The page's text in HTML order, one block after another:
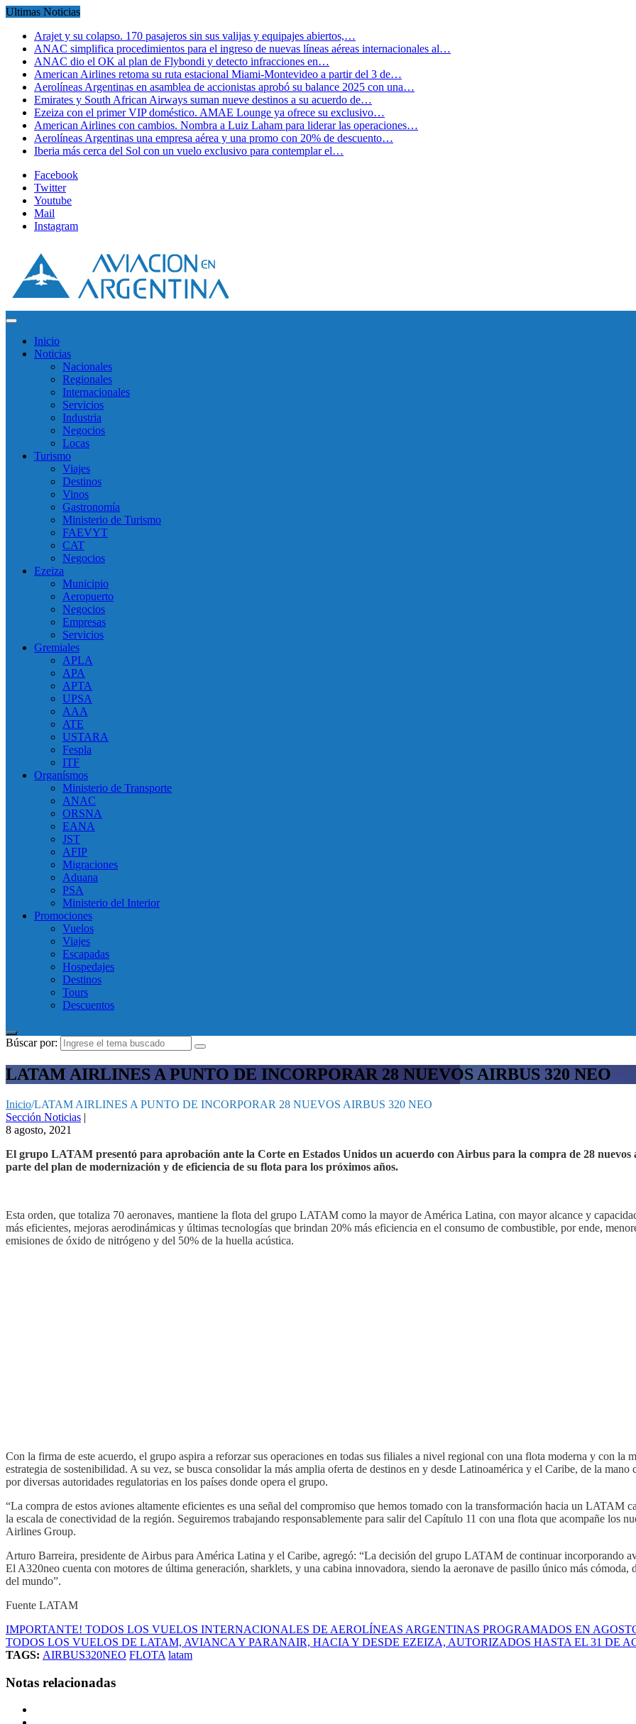
Ultimas Noticias
Arajet y su colapso. 170 pasajeros sin sus valijas y equipajes abiertos,…
ANAC simplifica procedimientos para el ingreso de nuevas líneas aéreas internacionales al…
ANAC dio el OK al plan de Flybondi y detecto infracciones en…
American Airlines retoma su ruta estacional Miami-Montevideo a partir del 3 de…
Aerolíneas Argentinas en asamblea de accionistas aprobó su balance 2025 con una…
Emirates y South African Airways suman nueve destinos a su acuerdo de…
Ezeiza con el primer VIP doméstico. AMAE Lounge ya ofrece su exclusivo…
American Airlines con cambios. Nombra a Luiz Laham para liderar las operaciones…
Aerolíneas Argentinas una empresa aérea y una promo con 20% de descuento…
Iberia más cerca del Sol con un vuelo exclusivo para contemplar el…
Facebook
Twitter
Youtube
Mail
Instagram
Inicio
Noticias
Nacionales
Regionales
Internacionales
Servicios
Industria
Negocios
Locas
Turismo
Viajes
Destinos
Vinos
Gastronomía
Ministerio de Turismo
FAEVYT
CAT
Negocios
Ezeiza
Municipio
Aeropuerto
Negocios
Empresas
Servicios
Gremiales
APLA
APA
APTA
UPSA
AAA
ATE
USTARA
Fespla
ITF
Organísmos
Ministerio de Transporte
ANAC
ORSNA
EANA
JST
AFIP
Migraciones
Aduana
PSA
Ministerio del Interior
Promociones
Vuelos
Viajes
Escapadas
Hospedajes
Destinos
Tours
Descuentos
Búscar por:
LATAM AIRLINES A PUNTO DE INCORPORAR 28 NUEVOS AIRBUS 320 NEO
Inicio/LATAM AIRLINES A PUNTO DE INCORPORAR 28 NUEVOS AIRBUS 320 NEO
Sección Noticias |
8 agosto, 2021
El grupo LATAM presentó para aprobación ante la Corte en Estados Unidos un acuerdo con Airbus para la compra de 28 nuevos
parte del plan de modernización y de eficiencia de su flota para los próximos años.
Esta orden, que totaliza 70 aeronaves, mantiene la flota del grupo LATAM como la mayor de América Latina, con mayor alcance y
más eficientes, mejoras aerodinámicas y últimas tecnologías que brindan 20% más eficiencia en el consumo de combustible, por ende,
emisiones de óxido de nitrógeno y del 50% de la huella acústica.
Con la firma de este acuerdo, el grupo aspira a reforzar sus operaciones en todas sus filiales a nivel regional con una flota moderna y con la
estrategia de sostenibilidad. A su vez, se busca consolidar la más amplia oferta de destinos en y desde Latinoamérica y el Caribe, de la
por diversas autoridades regulatorias en los países donde opera el grupo.
“La compra de estos aviones altamente eficientes es una señal del compromiso que hemos tomado con la transformación hacia un LATAM
la escala de conectividad de la región. Seguiremos trabajando responsablemente para salir del Capítulo 11 con una flota que acompañe
Airlines Group.
Arturo Barreira, presidente de Airbus para América Latina y el Caribe, agregó: “La decisión del grupo LATAM de continuar incorporando
El A320neo cuenta con motores de última generación, sharklets, y una cabina innovadora, siendo la aeronave de pasillo único más
del mundo”.
Fuente LATAM
IMPORTANTE! TODOS LOS VUELOS INTERNACIONALES DE AEROLÍNEAS ARGENTINAS PROGRAMADOS EN
TODOS LOS VUELOS DE LATAM, AVIANCA Y PARANAIR, HACIA Y DESDE EZEIZA, AUTORIZADOS HASTA EL 31 DE
TAGS: AIRBUS320NEO FLOTA latam
Notas relacionadas